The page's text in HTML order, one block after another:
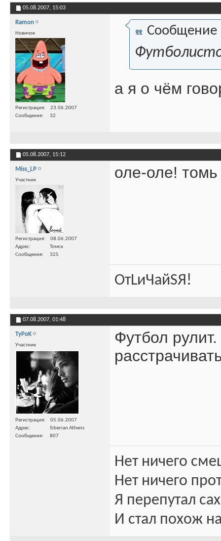
05.08.2007, 15:03
Ramon
Новичок
Регистрация
23.06.2007
Сообщения
32
Сообщение
а я о чём
05.08.2007, 15:12
Miss_LP
Участник
Регистрация
08.06.2007
Адрес
Томск
Сообщения
325
оле-оле!
ОтLиЧайSЯ!
07.08.2007, 01:48
TyPoK
Участник
Регистрация
05.06.2007
Адрес
Siberian Athens
Сообщения
807
Футбол
Нет ничего
Нет ничего
Я перепутал
И стал похож